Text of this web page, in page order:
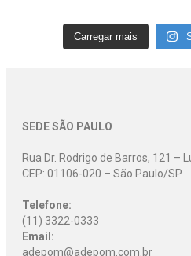
Carregar mais
SEDE SÃO PAULO
Rua Dr. Rodrigo de Barros, 121 –
CEP: 01106-020 – São Paulo/SP
Telefone:
(11) 3322-0333
Email:
adepom@adepom.com.br